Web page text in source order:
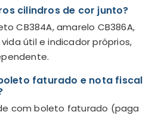
cilindros de cor junto?
CB384A, amarelo CB386A,
útil e indicador próprios,
faturado e nota fiscal
com boleto faturado (paga